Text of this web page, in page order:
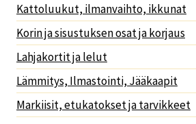
Kattoluukut, ilmanvaihto, ikkunat
Korin ja sisustuksen osat ja korjaus
Lahjakortit ja lelut
Lämmitys, Ilmastointi, Jääkaapit
Markiisit, etukatokset ja tarvikkeet